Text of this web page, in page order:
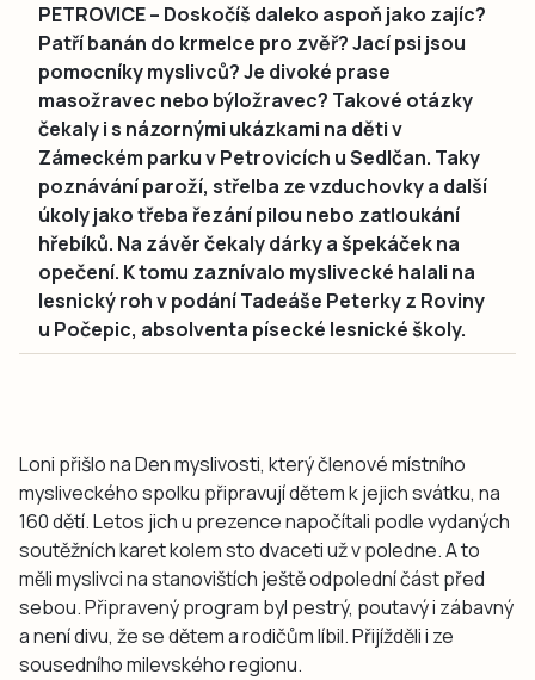
PETROVICE – Doskočíš daleko aspoň jako zajíc?
Patří banán do krmelce pro zvěř? Jací psi jsou
pomocníky myslivců? Je divoké prase
masožravec nebo býložravec? Takové otázky
čekaly i s názornými ukázkami na děti v
Zámeckém parku v Petrovicích u Sedlčan. Taky
poznávání paroží, střelba ze vzduchovky a další
úkoly jako třeba řezání pilou nebo zatloukání
hřebíků. Na závěr čekaly dárky a špekáček na
opečení. K tomu zaznívalo myslivecké halali na
lesnický roh v podání Tadeáše Peterky z Roviny
u Počepic, absolventa písecké lesnické školy.
Loni přišlo na Den myslivosti, který členové místního
mysliveckého spolku připravují dětem k jejich svátku, na
160 dětí. Letos jich u prezence napočítali podle vydaných
soutěžních karet kolem sto dvaceti už v poledne. A to
měli myslivci na stanovištích ještě odpolední část před
sebou. Připravený program byl pestrý, poutavý i zábavný
a není divu, že se dětem a rodičům líbil. Přijížděli i ze
sousedního milevského regionu.